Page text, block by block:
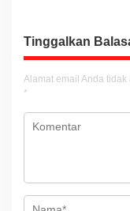
a
s
i
o
Tinggalkan
Alamat email Anda
*